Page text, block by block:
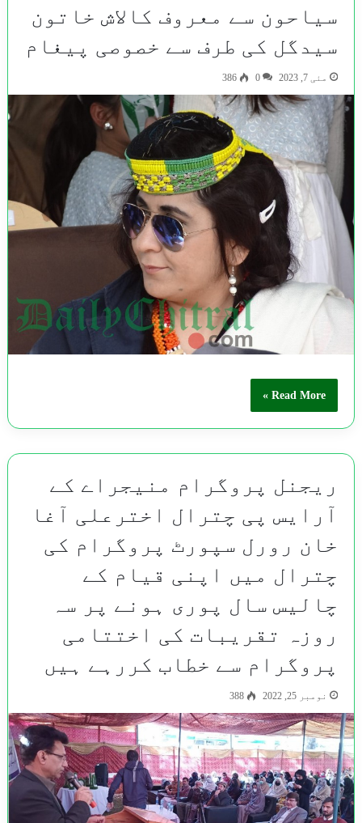
سیاحون سے معروف کالاش خاتون
سیدگل کی طرف سے خصوصی پیغام
مئی 7, 2023 0
386
Read More »
ریجنل پروگرام منیجراے کے
آرایس پی چترال اخترعلی آغا
خان رورل سپورٹ پروگرام کی
چترال میں اپنی قیام کے
چالیس سال پوری ہونے پر سہ
روزہ تقریبات کی اختتامی
پروگرام سے خطاب کررہے ہیں
نومبر 25, 2022 388